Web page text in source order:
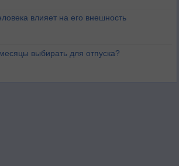
влияет на его внешность
выбирать для отпуска?